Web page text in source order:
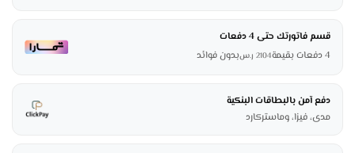
قسم فاتورتك حتى 4 دفعات
4 دفعات بقيمة
2104 ر.سبدون فوائد
دفع آمن بالبطاقات البنكية
مدى، فيزا، وماستركارد